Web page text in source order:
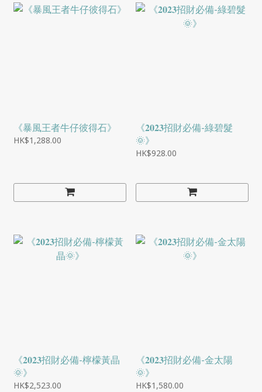
《暴風王者牛仔彼得石》
HK$1,288.00
《𝟐𝟎𝟐𝟑招財必備-綠碧髮
🌞》
HK$928.00
《𝟐𝟎𝟐𝟑招財必備-檸檬黃晶
🌞》
HK$2,523.00
《𝟐𝟎𝟐𝟑招財必備-金太陽
🌞》
HK$1,580.00